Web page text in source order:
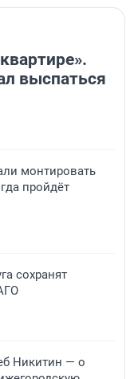
выспаться
монтировать
пройдёт
сохранят
Никитин — о